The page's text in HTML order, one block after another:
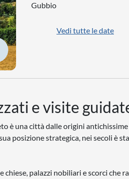
Gubbio
Vedi tutte le date
e visite
è una città dalle origini
posizione strategica, nei secoli è
chiese, palazzi nobiliari e scorci che